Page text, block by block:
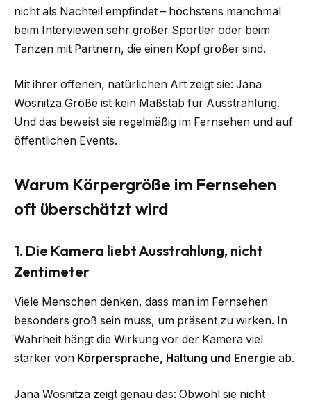
nicht als Nachteil empfindet – höchstens manchmal
beim Interviewen sehr großer Sportler oder beim
Tanzen mit Partnern, die einen Kopf größer sind.
Mit ihrer offenen, natürlichen Art zeigt sie: Jana
Wosnitza Größe ist kein Maßstab für Ausstrahlung.
Und das beweist sie regelmäßig im Fernsehen und auf
öffentlichen Events.
Warum Körpergröße im Fernsehen
oft überschätzt wird
1. Die Kamera liebt Ausstrahlung, nicht
Zentimeter
Viele Menschen denken, dass man im Fernsehen
besonders groß sein muss, um präsent zu wirken. In
Wahrheit hängt die Wirkung vor der Kamera viel
stärker von Körpersprache, Haltung und Energie ab.
Jana Wosnitza zeigt genau das: Obwohl sie nicht